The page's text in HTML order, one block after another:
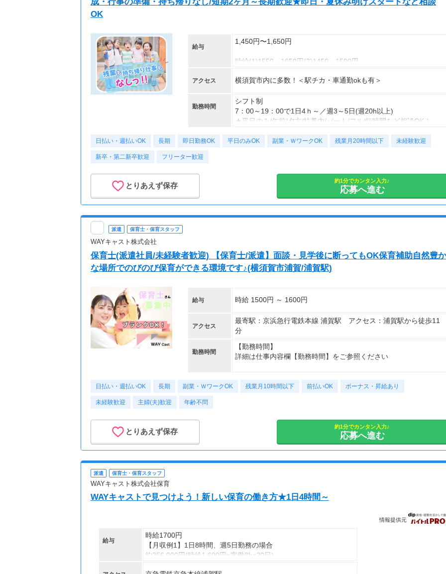
OK
給与
1,450円〜1,650円
時給(1)1550～1650円(2)1450～1500円
(1)週40ｈ以上
(2)週40ｈ未満
【月収例】
290400円（時給1650円×8h×22日)
7：00～19：00で1日4ｈ～、週3～5日(週20h以上)
★平日のみ/午前/夕方/扶養内/パート/フル/短時間など相談OK！
アクセス 横須賀市内に多数！＜駅チカ・車通勤okも有＞
勤務時間
シフト制
7：00～19：00で1日4ｈ～／週3～5日(週20h以上)
★平日のみ/午前/夕方/扶養内/パート/フル/短時間など相談OK！
日払い・週払いOK 長期 即日勤務OK 平日のみOK 副業・ＷワークOK 残業月20時間以下 未経験歓迎
新卒・第二新卒歓迎 フリーター歓迎
とりあえず保存
約1分でカンタン入力♪
応募へ進む
派遣 保育士・保育スタッフ
WAYキャスト株式会社
保育士(派遣社員/未経験者歓迎) 【保育士/派遣】面談・見学後に断ってもOK保育補助自然豊か
な場所でのびのび保育ができる環境です♪(横須賀市浦賀/浦賀駅)
給与 時給 1500円 ～ 1600円
アクセス
最寄駅：京浜急行電鉄本線 浦賀駅 アクセス：浦賀駅から徒歩11
分
勤務時間
【勤務時間】
詳細は仕事内容欄【勤務時間】をご参照ください
■(土)日・祝・他■年末年始(12/29～1/3)■有給休暇(法定通り)
日払い・週払いOK 長期 副業・ＷワークOK 残業月10時間以下 前払いOK ボーナス・昇給あり
未経験歓迎 主婦(夫)歓迎 年齢不問
とりあえず保存
約1分でカンタン入力♪
応募へ進む
派遣 保育士・保育スタッフ
WAYキャスト株式会社保育
WAYキャストで見つけよう！新しい保育の働き方★1日4時間～
情報提供元
給与
時給1700円
【月収例1】1日8時間、週5日勤務の場合
約256,000円(時給1,600円×実働8h×20日)